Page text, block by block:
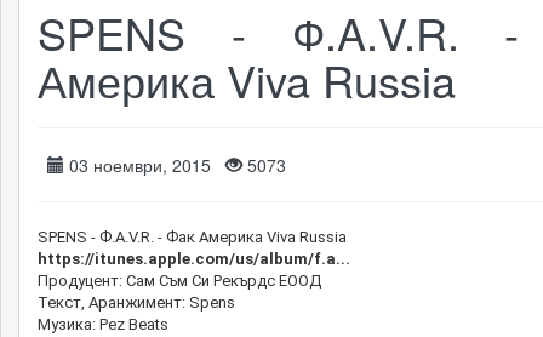
SPENS - Ф.A.V.R.
Америка Viva Russia
03 ноември, 2015 5073
SPENS - Ф.A.V.R. - Фак Америка Viva Russia
https://itunes.apple.com/us/album/f.a...
Продуцент: Сам Съм Си Рекърдс ЕООД
Текст, Аранжимент: Spens
Музика: Pez Beats